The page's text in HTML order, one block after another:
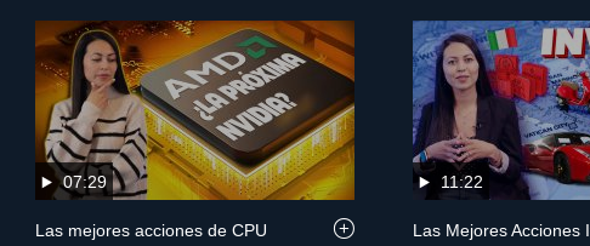
07:29
Las mejores acciones de CPU
11:22
Las Mejores Acciones